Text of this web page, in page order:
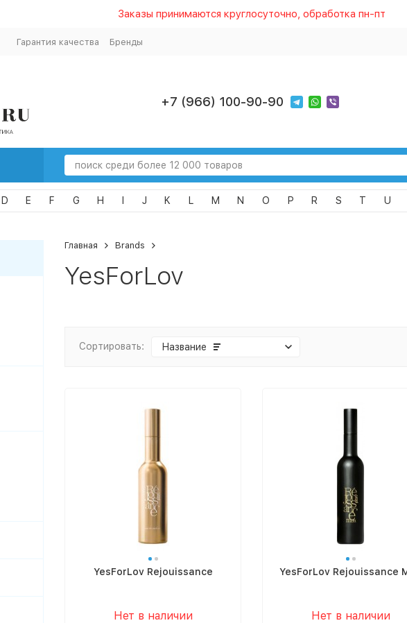
Заказы принимаются круглосуточно, обработка пн-пт
Гарантия качества Бренды
+7 (966) 100-90-90
D E F G H J K L M N O P R S T U
Главная Brands
YesForLov
Сортировать: Название
YesForLov Rejouissance
Нет в наличии
YesForLov Rejouissance
Нет в наличии